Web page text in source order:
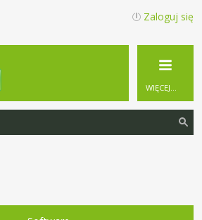
Zaloguj się
WIĘCEJ…